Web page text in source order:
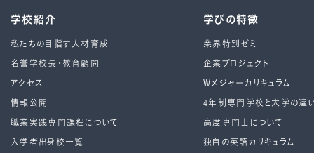
学校紹介
私たちの目指す人材育成
名誉学校長・教育顧問
アクセス
情報公開
職業実践専門課程について
入学者出身校一覧
学びの特徴
業界特別ゼミ
企業プロジェクト
Wメジャーカリキュラム
4年制専⾨学校と⼤学の違
高度専門士について
独自の英語カリキュラム